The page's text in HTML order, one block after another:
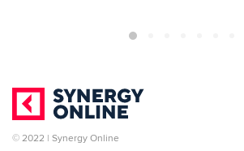
© 2022 | Synergy Online